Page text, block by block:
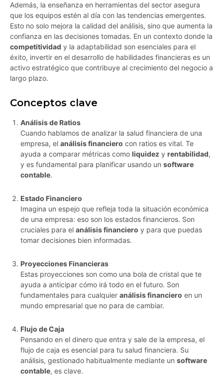
Además, la enseñanza en herramientas del sector asegura
que los equipos estén al día con las tendencias emergentes.
Esto no solo mejora la calidad del análisis, sino que aumenta la
confianza en las decisiones tomadas. En un contexto donde la
competitividad y la adaptabilidad son esenciales para el
éxito, invertir en el desarrollo de habilidades financieras es un
activo estratégico que contribuye al crecimiento del negocio a
largo plazo.
Conceptos clave
Análisis de Ratios
Cuando hablamos de analizar la salud financiera de una
empresa, el análisis financiero con ratios es vital. Te
ayuda a comparar métricas como liquidez y rentabilidad,
y es fundamental para planificar usando un software
contable.
Estado Financiero
Imagina un espejo que refleja toda la situación económica
de una empresa: eso son los estados financieros. Son
cruciales para el análisis financiero y para que puedas
tomar decisiones bien informadas.
Proyecciones Financieras
Estas proyecciones son como una bola de cristal que te
ayuda a anticipar cómo irá todo en el futuro. Son
fundamentales para cualquier análisis financiero en un
mundo empresarial que no para de cambiar.
Flujo de Caja
Pensando en el dinero que entra y sale de la empresa, el
flujo de caja es esencial para tu salud financiera. Su
análisis, gestionado habitualmente mediante un software
contable, es clave.